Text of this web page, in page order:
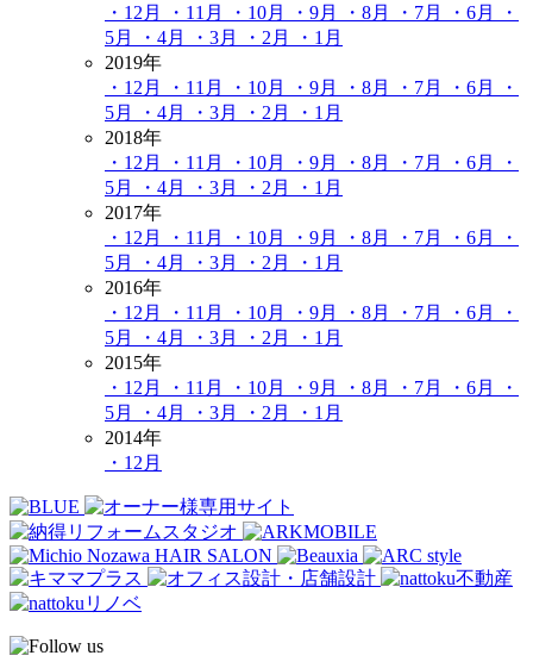
・12月
・11月 ・10月 ・9月 ・8月 ・7月 ・6月
・
5月
・4月 ・3月 ・2月
・1月
2019年
・12月
・11月 ・10月 ・9月 ・8月 ・7月 ・6月
・
5月
・4月 ・3月 ・2月
・1月
2018年
・12月
・11月 ・10月 ・9月 ・8月 ・7月 ・6月
・
5月
・4月 ・3月 ・2月
・1月
2017年
・12月
・11月 ・10月 ・9月 ・8月 ・7月 ・6月
・
5月
・4月 ・3月 ・2月
・1月
2016年
・12月
・11月 ・10月 ・9月 ・8月 ・7月 ・6月
・
5月
・4月 ・3月 ・2月
・1月
2015年
・12月
・11月 ・10月 ・9月 ・8月 ・7月 ・6月
・
5月
・4月 ・3月 ・2月
・1月
2014年
・12月